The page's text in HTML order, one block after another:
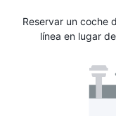
Reservar un coche
línea en lugar